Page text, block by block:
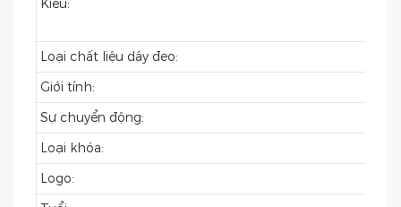
Kiểu:
Loại chất liệu dây đeo:
Giới tính:
Sự chuyển động:
Loại khóa:
Logo: